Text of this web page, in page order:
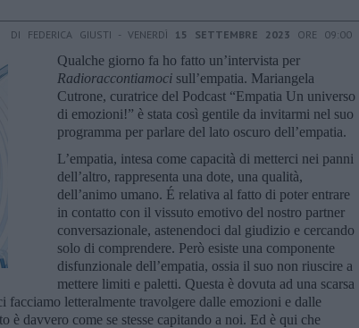
DI FEDERICA GIUSTI - VENERDÌ 15 SETTEMBRE 2023 ORE 09:00
Qualche giorno fa ho fatto un’intervista per
Radioraccontiamoci sull’empatia. Mariangela
Cutrone, curatrice del Podcast “Empatia Un universo
di emozioni!” è stata così gentile da invitarmi nel suo
programma per parlare del lato oscuro dell’empatia.
L’empatia, intesa come capacità di metterci nei panni
dell’altro, rappresenta una dote, una qualità,
dell’animo umano. É relativa al fatto di poter entrare
in contatto con il vissuto emotivo del nostro partner
conversazionale, astenendoci dal giudizio e cercando
solo di comprendere. Però esiste una componente
disfunzionale dell’empatia, ossia il suo non riuscire a
mettere limiti e paletti. Questa è dovuta ad una scarsa
letteralmente travolgere dalle emozioni e dalle
è davvero come se stesse capitando a noi. Ed è qui che